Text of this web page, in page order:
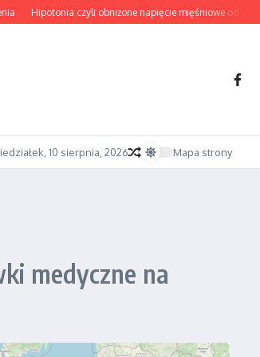
Hipotonia czyli obniżone napięcie mięśniowe od
10 sierpnia, 2026 Mapa strony
medyczne na